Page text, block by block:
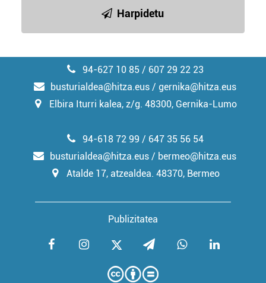
Harpidetu
94-627 10 85 / 607 29 22 23
busturialdea@hitza.eus / gernika@hitza.eus
Elbira Iturri kalea, z/g. 48300, Gernika-Lumo
Publizitatea
94-618 72 99 / 647 35 56 54
busturialdea@hitza.eus / bermeo@hitza.eus
Atalde 17, atzealdea. 48370, Bermeo